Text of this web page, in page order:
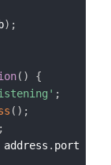
) ;
( )
{
;
( ) ;
;
. port